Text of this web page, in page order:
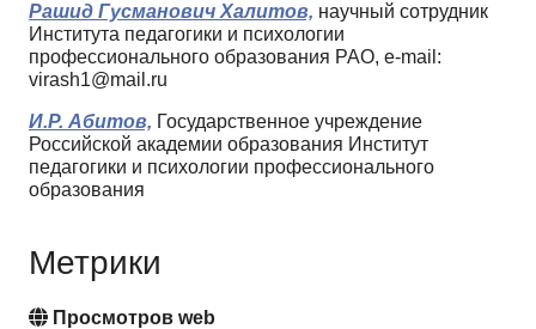
Рашид Гусманович Халитов, научный сотрудник
Института педагогики и психологии
профессионального образования РАО, e-mail:
virash1@mail.ru
И.Р. Абитов, Государственное учреждение
Российской академии образования Институт
педагогики и психологии профессионального
образования
Метрики
Просмотров web